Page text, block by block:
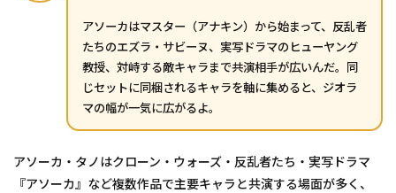
アソーカはマスター（アナキン）から始まって、反乱者
たちのエズラ・サビーヌ、実写ドラマのヒューヤング
教授、対峙する敵キャラまで共演相手が広いんだ。同
じセットに同梱されるキャラを軸に集めると、ジオラ
マの幅が一気に広がるよ。
アソーカ・タノはクローン・ウォーズ・反乱者たち・実写ドラマ
『アソーカ』など複数作品で主要キャラと共演する場面が多く、